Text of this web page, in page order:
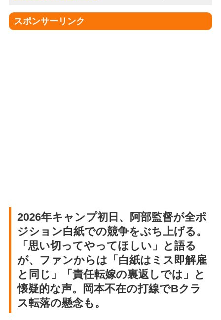
スポンサーリンク
2026年キャンプ初日、阿部監督が全ポ
ジション白紙での競争をぶち上げる。
「思い切ってやってほしい」と語る
が、ファンからは「白紙はミス即解雇
と同じ」「責任転嫁の裏返しでは」と
懐疑的な声。岡本不在の打線でBクラ
ス転落の懸念も。